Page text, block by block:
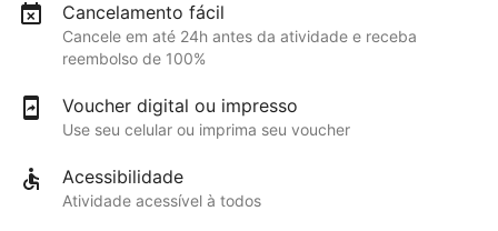
Cancelamento fácil
Cancele em até 24h antes da atividade e receba
reembolso de 100%
Voucher digital ou impresso
Use seu celular ou imprima seu voucher
Acessibilidade
Atividade acessível à todos